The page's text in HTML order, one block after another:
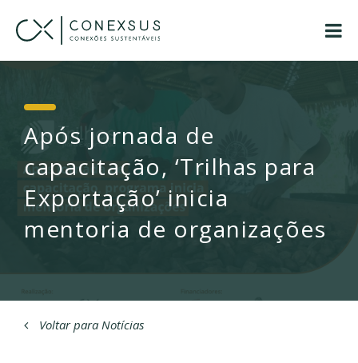
Após jornada de
capacitação, ‘Trilhas para
Exportação’ inicia
mentoria de organizações
Voltar para Notícias